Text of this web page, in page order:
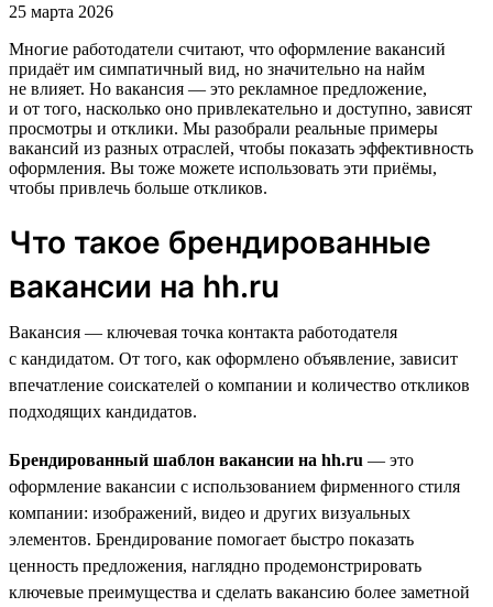
25 марта 2026
Многие работодатели считают, что оформление вакансий
придаёт им симпатичный вид, но значительно на найм
не влияет. Но вакансия — это рекламное предложение,
и от того, насколько оно привлекательно и доступно, зависят
просмотры и отклики. Мы разобрали реальные примеры
вакансий из разных отраслей, чтобы показать эффективность
оформления. Вы тоже можете использовать эти приёмы,
чтобы привлечь больше откликов.
Что такое брендированные
вакансии на hh.ru
Вакансия — ключевая точка контакта работодателя
с кандидатом. От того, как оформлено объявление, зависит
впечатление соискателей о компании и количество откликов
подходящих кандидатов.
Брендированный шаблон вакансии на hh.ru — это
оформление вакансии с использованием фирменного стиля
компании: изображений, видео и других визуальных
элементов. Брендирование помогает быстро показать
ценность предложения, наглядно продемонстрировать
ключевые преимущества и сделать вакансию более заметной